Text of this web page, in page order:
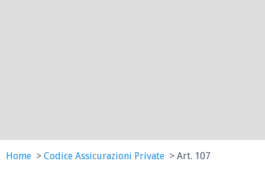
Home Codice Assicurazioni Private Art. 107